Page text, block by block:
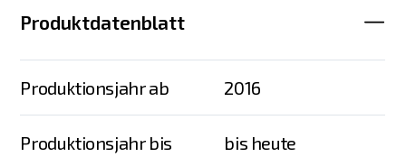
Produktdatenblatt
Produktionsjahr ab 2016
Produktionsjahr bis bis heute